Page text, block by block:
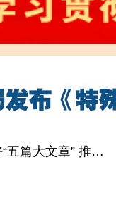
高质量发展故事汇｜做好“五篇大文章” 推动金融高质量发展